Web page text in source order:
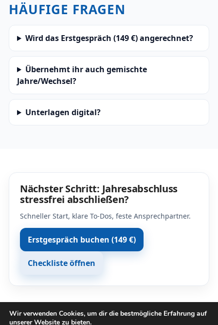
HÄUFIGE FRAGEN
Wird das Erstgespräch (149 €) angerechnet?
Übernehmt ihr auch gemischte
Jahre/Wechsel?
Unterlagen digital?
Nächster Schritt: Jahresabschluss
stressfrei abschließen?
Schneller Start, klare To-Dos, feste Ansprechpartner.
Erstgespräch buchen (149 €)
Checkliste öffnen
Wir verwenden Cookies, um dir die bestmögliche Erfahrung auf
unserer Website zu bieten.